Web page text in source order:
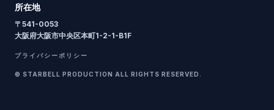
所在地
〒 541-0053
大阪府大阪市中央区本町1-2-1-B1F
プライバシーポリシー
© STARBELL PRODUCTION ALL RIGHTS RESERVED.